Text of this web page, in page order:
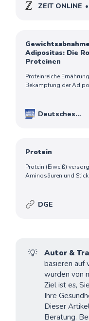
zweiZEIT ONLINE
Adipositas: Die
Proteinen
Proteinreiche
Bekämpfung der
Proteinziele, was sie in
bekräftigt. High-
Deutsches
Protein
Protein (Eiweiß)
Aminosäuren und
liefert.DGE
💡 Autor &
basieren auf
wurden von
Ziel ist es,
Ihre
Dieser
Beratung.